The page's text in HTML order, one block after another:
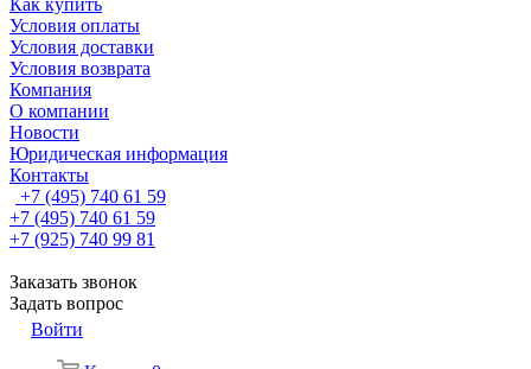
Как купить
Условия оплаты
Условия доставки
Условия возврата
Компания
О компании
Новости
Юридическая информация
Контакты
+7 (495) 740 61 59
+7 (495) 740 61 59
+7 (925) 740 99 81
Заказать звонок
Задать вопрос
Войти